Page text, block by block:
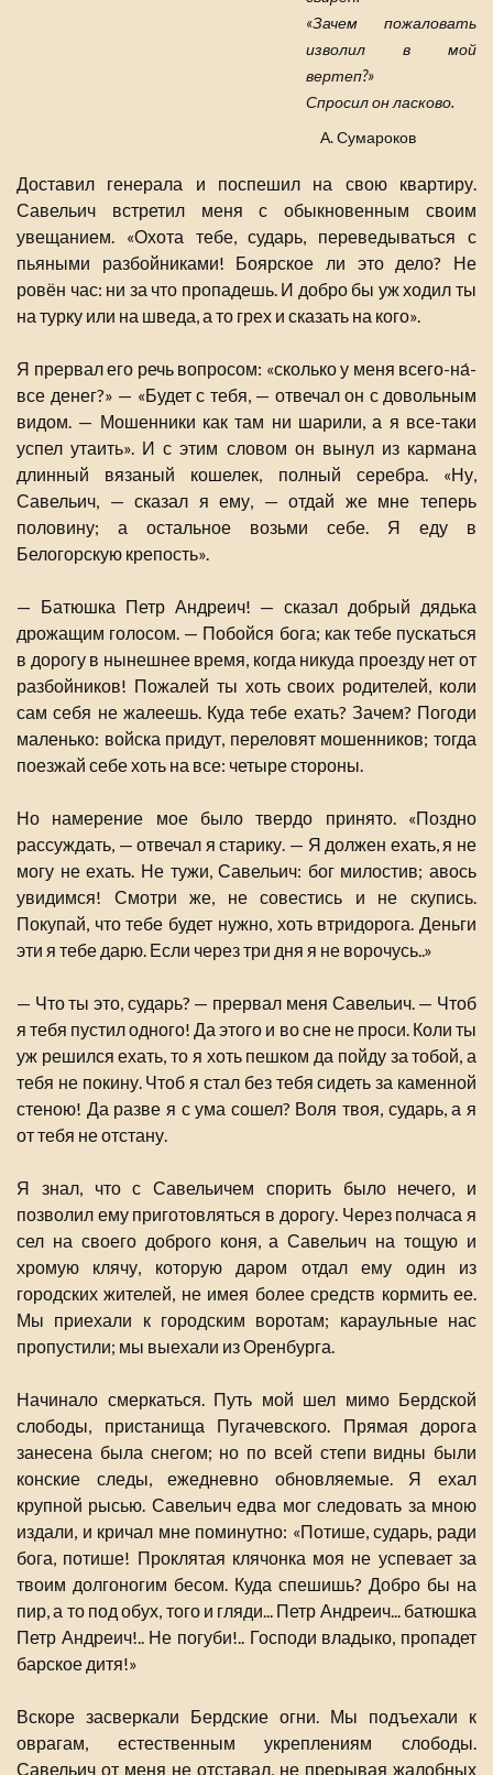
«Зачем пожаловать
изволил в мой
вертеп?»
Спросил он ласково.
А. Сумароков
Доставил генерала и поспешил на свою квартиру.
Савельич встретил меня с обыкновенным своим
увещанием. «Охота тебе, сударь, переведываться с
пьяными разбойниками! Боярское ли это дело? Не
ровён час: ни за что пропадешь. И добро бы уж ходил ты
на турку или на шведа, а то грех и сказать на кого».
Я прервал его речь вопросом: «сколько у меня всего-на́-
все денег?» — «Будет с тебя, — отвечал он с довольным
видом. — Мошенники как там ни шарили, а я все-таки
успел утаить». И с этим словом он вынул из кармана
длинный вязаный кошелек, полный серебра. «Ну,
Савельич, — сказал я ему, — отдай же мне теперь
половину; а остальное возьми себе. Я еду в
Белогорскую крепость».
— Батюшка Петр Андреич! — сказал добрый дядька
дрожащим голосом. — Побойся бога; как тебе пускаться
в дорогу в нынешнее время, когда никуда проезду нет от
разбойников! Пожалей ты хоть своих родителей, коли
сам себя не жалеешь. Куда тебе ехать? Зачем? Погоди
маленько: войска придут, переловят мошенников; тогда
поезжай себе хоть на все: четыре стороны.
Но намерение мое было твердо принято. «Поздно
рассуждать, — отвечал я старику. — Я должен ехать, я не
могу не ехать. Не тужи, Савельич: бог милостив; авось
увидимся! Смотри же, не совестись и не скупись.
Покупай, что тебе будет нужно, хоть втридорога. Деньги
эти я тебе дарю. Если через три дня я не ворочусь..»
— Что ты это, сударь? — прервал меня Савельич. — Чтоб
я тебя пустил одного! Да этого и во сне не проси. Коли ты
уж решился ехать, то я хоть пешком да пойду за тобой, а
тебя не покину. Чтоб я стал без тебя сидеть за каменной
стеною! Да разве я с ума сошел? Воля твоя, сударь, а я
от тебя не отстану.
Я знал, что с Савельичем спорить было нечего, и
позволил ему приготовляться в дорогу. Через полчаса я
сел на своего доброго коня, а Савельич на тощую и
хромую клячу, которую даром отдал ему один из
городских жителей, не имея более средств кормить ее.
Мы приехали к городским воротам; караульные нас
пропустили; мы выехали из Оренбурга.
Начинало смеркаться. Путь мой шел мимо Бердской
слободы, пристанища Пугачевского. Прямая дорога
занесена была снегом; но по всей степи видны были
конские следы, ежедневно обновляемые. Я ехал
крупной рысью. Савельич едва мог следовать за мною
издали, и кричал мне поминутно: «Потише, сударь, ради
бога, потише! Проклятая клячонка моя не успевает за
твоим долгоногим бесом. Куда спешишь? Добро бы на
пир, а то под обух, того и гляди... Петр Андреич... батюшка
Петр Андреич!.. Не погуби!.. Господи владыко, пропадет
барское дитя!»
Вскоре засверкали Бердские огни. Мы подъехали к
оврагам, естественным укреплениям слободы.
Савельич от меня не отставал, не прерывая жалобных